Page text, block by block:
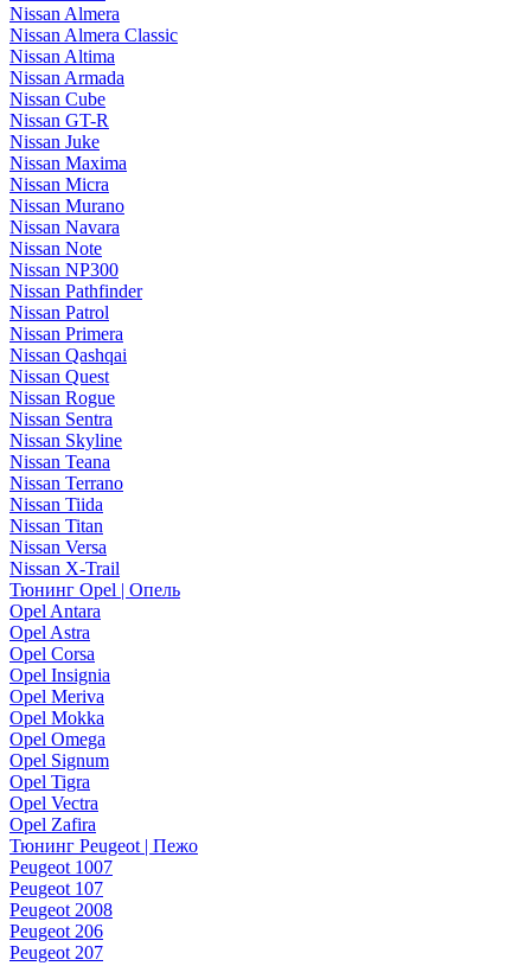
Nissan Almera
Nissan Almera Classic
Nissan Altima
Nissan Armada
Nissan Cube
Nissan GT-R
Nissan Juke
Nissan Maxima
Nissan Micra
Nissan Murano
Nissan Navara
Nissan Note
Nissan NP300
Nissan Pathfinder
Nissan Patrol
Nissan Primera
Nissan Qashqai
Nissan Quest
Nissan Rogue
Nissan Sentra
Nissan Skyline
Nissan Teana
Nissan Terrano
Nissan Tiida
Nissan Titan
Nissan Versa
Nissan X-Trail
Тюнинг Opel | Опель
Opel Antara
Opel Astra
Opel Corsa
Opel Insignia
Opel Meriva
Opel Mokka
Opel Omega
Opel Signum
Opel Tigra
Opel Vectra
Opel Zafira
Тюнинг Peugeot | Пежо
Peugeot 1007
Peugeot 107
Peugeot 2008
Peugeot 206
Peugeot 207